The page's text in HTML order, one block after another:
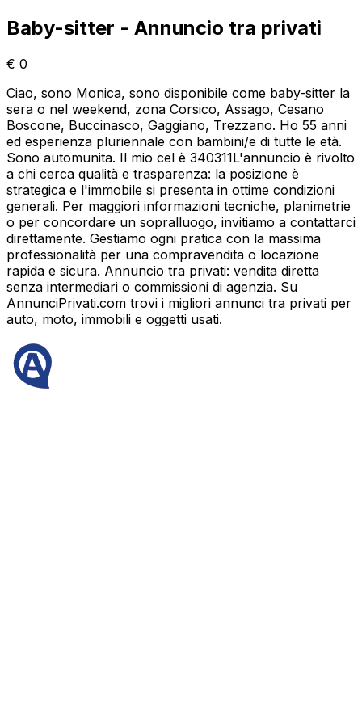
Baby-sitter - Annuncio tra privati
€ 0
Ciao, sono Monica, sono disponibile come baby-sitter la
sera o nel weekend, zona Corsico, Assago, Cesano
Boscone, Buccinasco, Gaggiano, Trezzano. Ho 55 anni
ed esperienza pluriennale con bambini/e di tutte le età.
Sono automunita. Il mio cel è 340311L'annuncio è rivolto
a chi cerca qualità e trasparenza: la posizione è
strategica e l'immobile si presenta in ottime condizioni
generali. Per maggiori informazioni tecniche, planimetrie
o per concordare un sopralluogo, invitiamo a contattarci
direttamente. Gestiamo ogni pratica con la massima
professionalità per una compravendita o locazione
rapida e sicura. Annuncio tra privati: vendita diretta
senza intermediari o commissioni di agenzia. Su
AnnunciPrivati.com trovi i migliori annunci tra privati per
auto, moto, immobili e oggetti usati.